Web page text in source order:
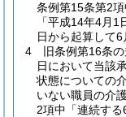
条例第15条第2
「平成14年4月
日から起算して6
4
旧条例第16条
日において当該
状態についての
いない職員の介
2項中「連続す